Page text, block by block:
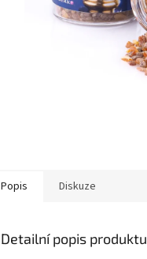
Popis Diskuze
Detailní popis produktu